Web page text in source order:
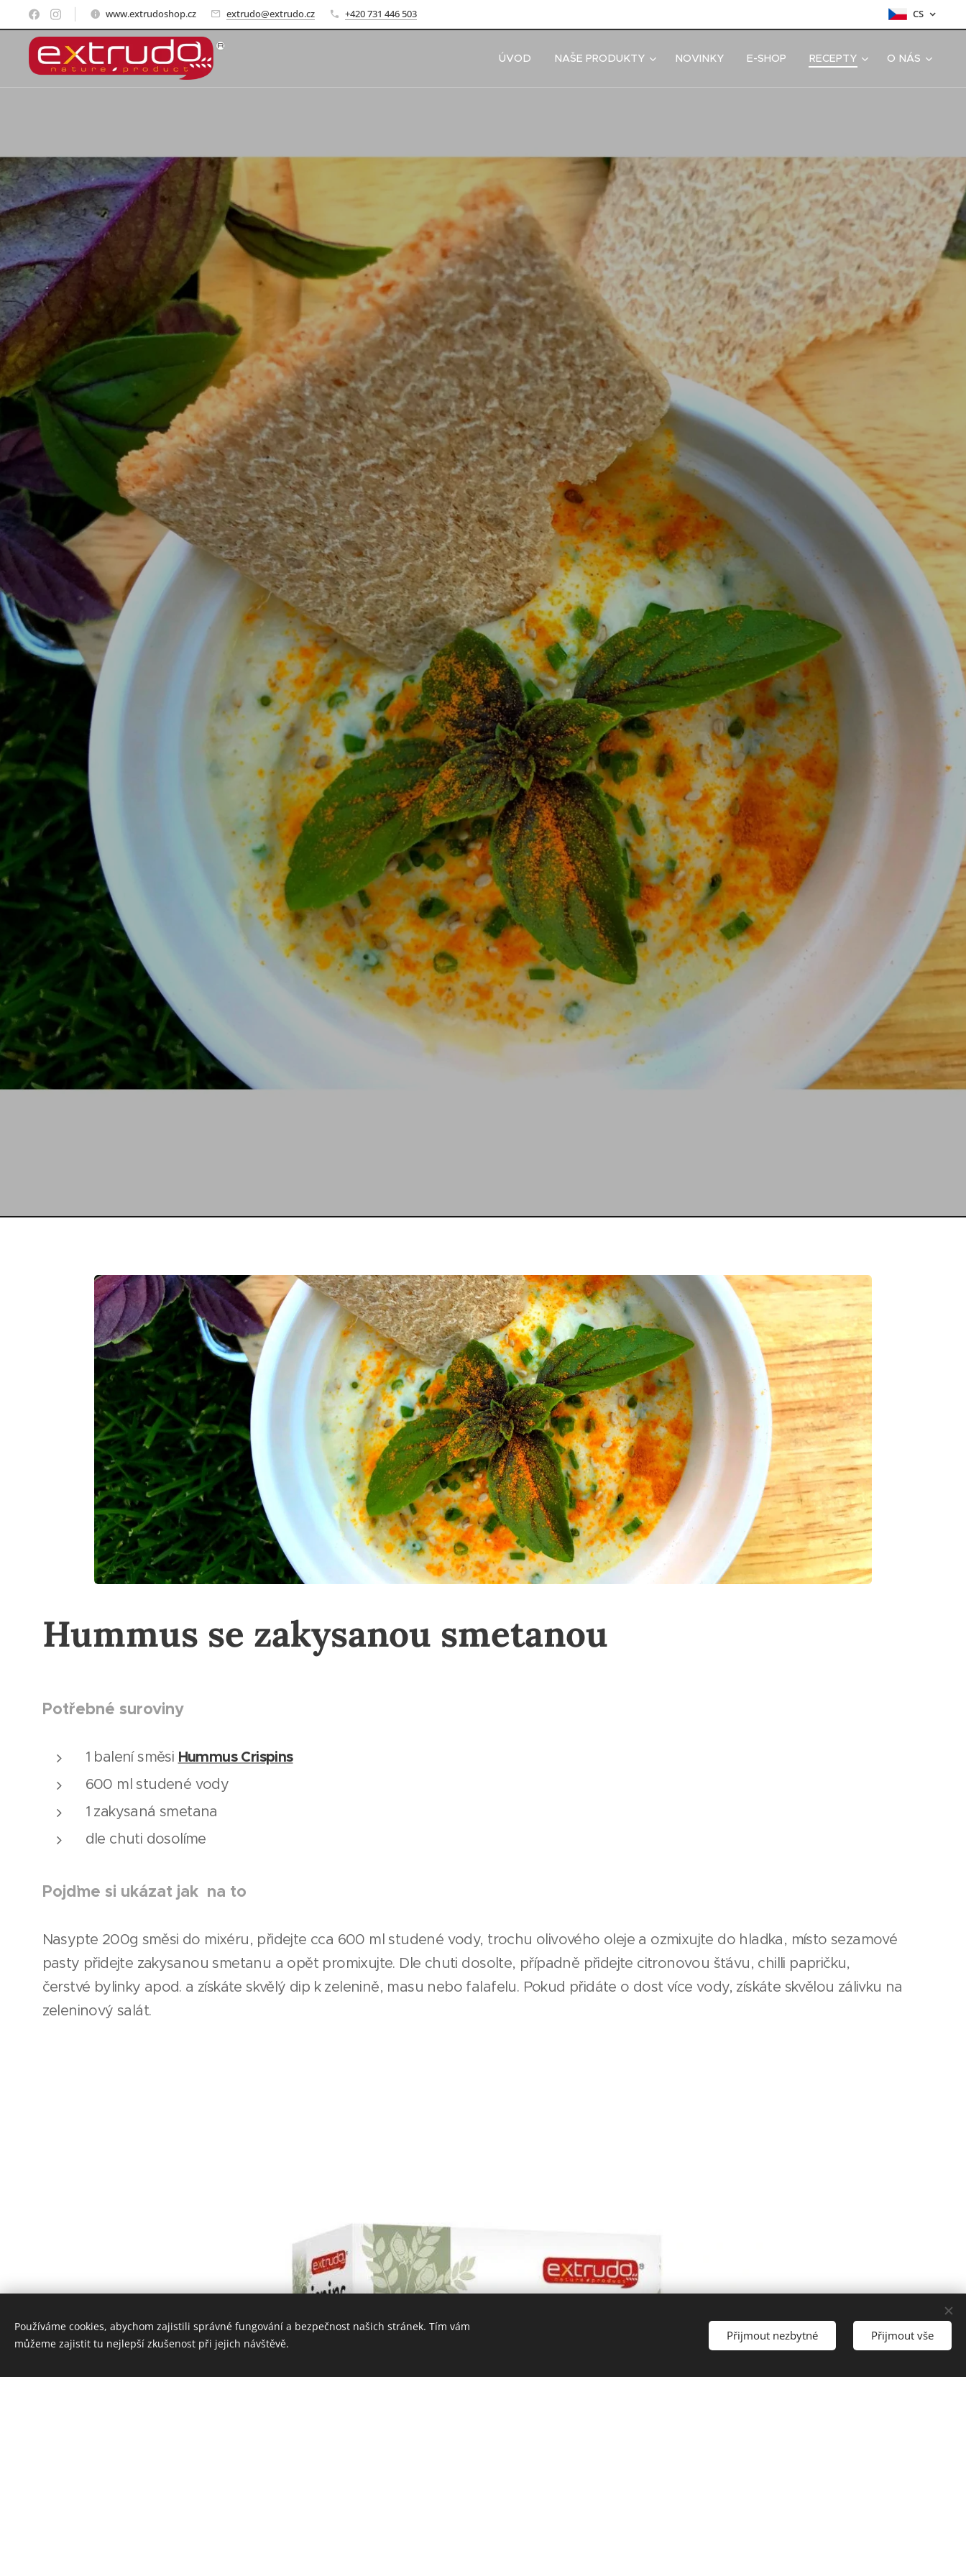
www.extrudoshop.cz extrudo@extrudo.cz +420 731 446 503 CS
ÚVOD NAŠE PRODUKTY NOVINKY E-SHOP RECEPTY O NÁS
Hummus se zakysanou smetanou
Potřebné suroviny
1 balení směsi Hummus Crispins
600 ml studené vody
1 zakysaná smetana
dle chuti dosolíme
Pojďme si ukázat jak na to
Nasypte 200g směsi do mixéru, přidejte cca 600 ml studené vody, trochu olivového oleje a ozmixujte do hladka, místo sezamové
pasty přidejte zakysanou smetanu a opět promixujte. Dle chuti dosolte, případně přidejte citronovou šťávu, chilli papričku,
čerstvé bylinky apod. a získáte skvělý dip k zelenině, masu nebo falafelu. Pokud přidáte o dost více vody, získáte skvělou zálivku na
zeleninový salát.
Používáme cookies, abychom zajistili správné fungování a bezpečnost našich stránek. Tím vám
můžeme zajistit tu nejlepší zkušenost při jejich návštěvě.
Přijmout nezbytné Přijmout vše